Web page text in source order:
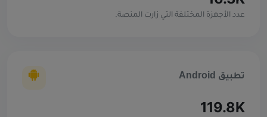
عدد الأجهزة المختلفة التي زارت المنصة.
تطبيق Android
119.8K